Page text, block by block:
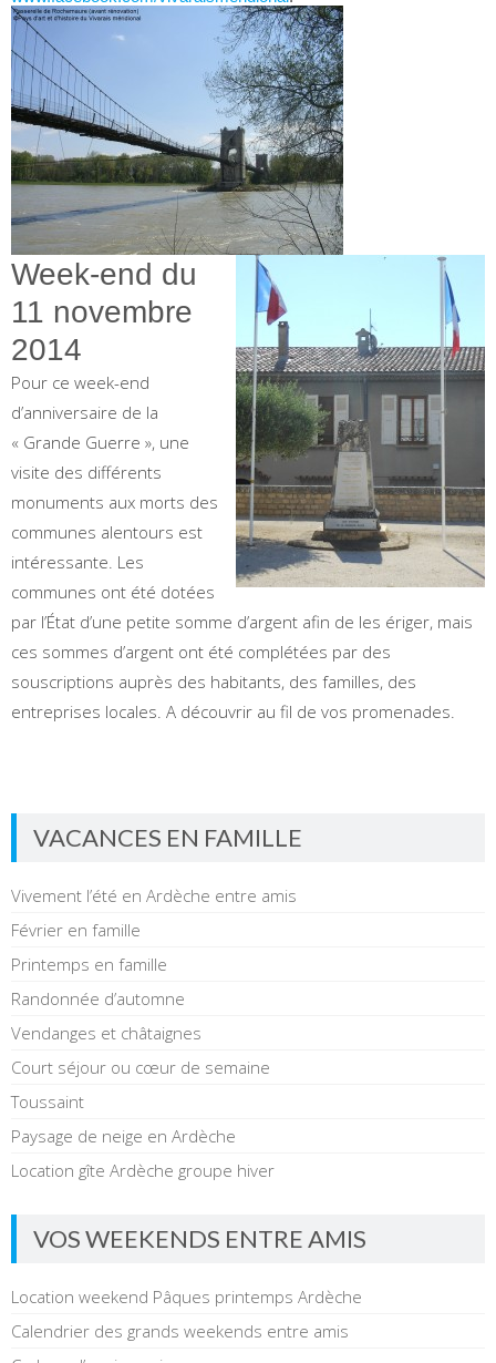
Week-end du
11 novembre
2014
Pour ce week-end
d’anniversaire de la
« Grande Guerre », une
visite des différents
monuments aux morts des
communes alentours est
intéressante. Les
communes ont été dotées
par l’État d’une petite somme d’argent afin de les ériger, mais
ces sommes d’argent ont été complétées par des
souscriptions auprès des habitants, des familles, des
entreprises locales. A découvrir au fil de vos promenades.
VACANCES EN FAMILLE
Vivement l’été en Ardèche entre amis
Février en famille
Printemps en famille
Randonnée d’automne
Vendanges et châtaignes
Court séjour ou cœur de semaine
Toussaint
Paysage de neige en Ardèche
Location gîte Ardèche groupe hiver
VOS WEEKENDS ENTRE AMIS
Location weekend Pâques printemps Ardèche
Calendrier des grands weekends entre amis